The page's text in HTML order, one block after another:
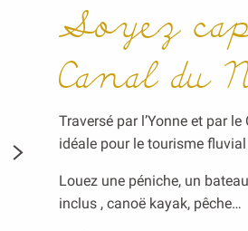
SARL Edge
pour la journée, quatre passagers pour
semaine. Louez une péniche privée
Soyez
Canal du
Traversé par l’Yonne et par
idéale pour le tourisme
Louez une péniche, un
inclus , canoë kayak, pêche…